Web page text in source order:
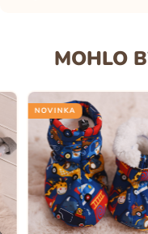
MOHLO
NOVINKA